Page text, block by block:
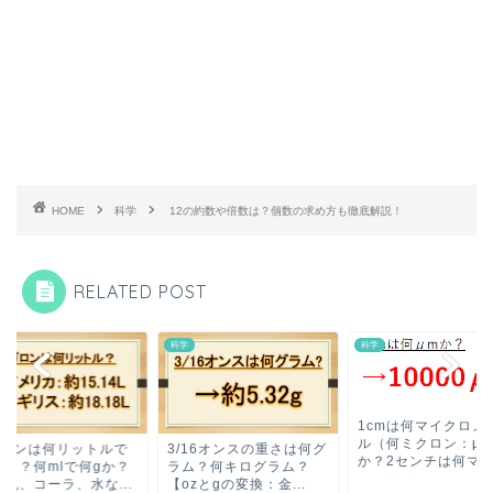
HOME 科学 12の約数や倍数は？個数の求め方も徹底解説！
RELATED POST
ンは何リットルで
ロ？何mlで何gか？
乳、コーラ、水な...
科学
3/16オンスの重さは何グ
ラム？何キログラム？
【ozとgの変換：金...
科学
1cmは何マイクロメ
ル（何ミクロン：
か？2センチは何マ